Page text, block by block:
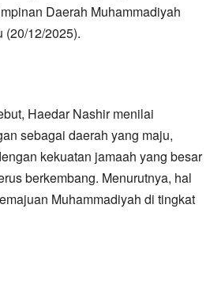
Daerah Muhammadiyah
(20/12/2025).
Haedar Nashir menilai
sebagai daerah yang maju,
kekuatan jamaah yang besar
berkembang. Menurutnya, hal
Muhammadiyah di tingkat